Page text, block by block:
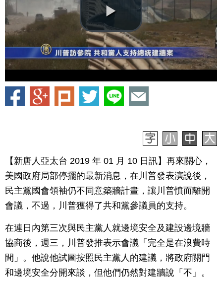
【新唐人亞太台 2019 年 01 月 10 日訊】再來關心，
美國政府局部停擺的最新消息，在川普發表演說後，
民主黨國會領袖仍不同意築牆計畫，讓川普憤而離開
會議，不過，川普獲得了共和黨參議員的支持。
在連日內第三次與民主黨人就邊境安全及建設邊境牆
協商後，週三，川普發推表示會議「完全是在浪費時
間」。他說他試圖按照民主黨人的建議，將政府關門
和邊境安全分開來談，但他們仍然對建牆說「不」。